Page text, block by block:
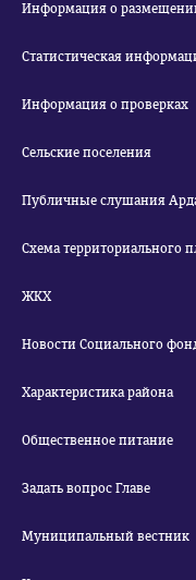
Информация о
Статистическая
Информация о проверках
Сельские поселения
Публичные слушания
Схема территориального
ЖКХ
Новости Социального
Характеристика района
Общественное питание
Задать вопрос Главе
Муниципальный вестник